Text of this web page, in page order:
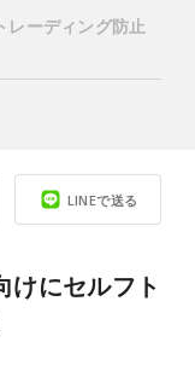
LINEで送る
けにセルフト
レーディング防止